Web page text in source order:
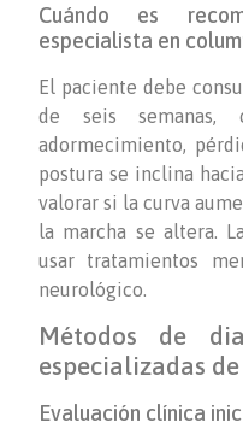
Cuándo es
especialista en
El paciente debe
de seis semanas,
adormecimiento,
postura se inclina
valorar si la curva
la marcha se altera.
usar tratamientos
neurológico.
Métodos de
especializadas
Evaluación clínica